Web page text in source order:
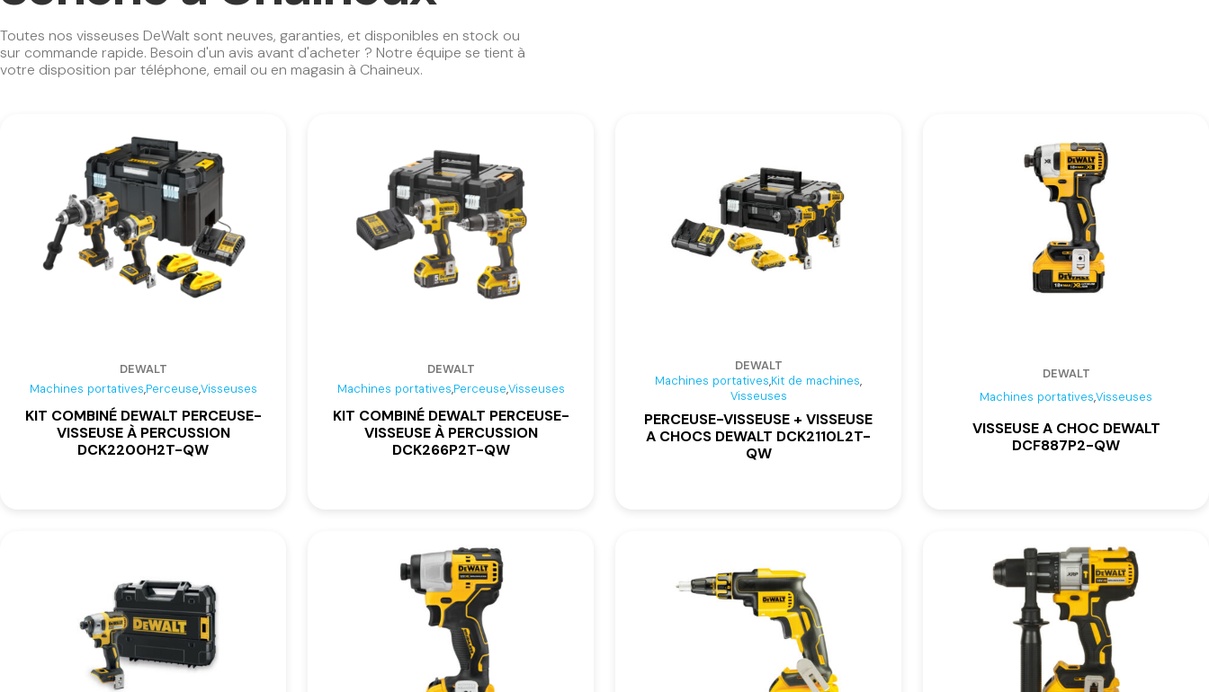
Toutes nos visseuses DeWalt sont neuves, garanties, et disponibles en stock ou
sur commande rapide. Besoin d'un avis avant d'acheter ? Notre équipe se tient à
votre disposition par téléphone, email ou en magasin à Chaineux.
DEWALT
Machines portatives,Perceuse,Visseuses
KIT COMBINÉ DEWALT PERCEUSE-
VISSEUSE À PERCUSSION
DCK2200H2T-QW
DEWALT
Machines portatives,Perceuse,Visseuses
KIT COMBINÉ DEWALT PERCEUSE-
VISSEUSE À PERCUSSION
DCK266P2T-QW
DEWALT
Machines portatives,Kit de machines,
Visseuses
PERCEUSE-VISSEUSE + VISSEUSE
A CHOCS DEWALT DCK2110L2T-
QW
DEWALT
Machines portatives,Visseuses
VISSEUSE A CHOC DEWALT
DCF887P2-QW